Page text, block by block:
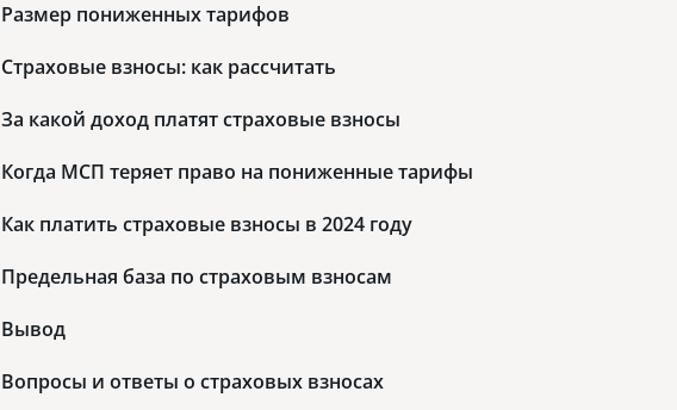
Размер пониженных тарифов
Страховые взносы: как рассчитать
За какой доход платят страховые взносы
Когда МСП теряет право на пониженные тарифы
Как платить страховые взносы в 2024 году
Предельная база по страховым взносам
Вывод
Вопросы и ответы о страховых взносах